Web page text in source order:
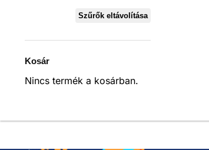
Szűrők eltávolítása
Kosár
Nincs termék a kosárban.